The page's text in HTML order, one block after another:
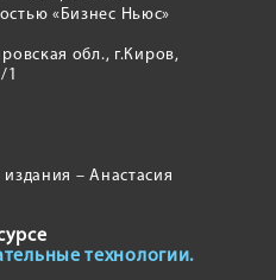
«Бизнес Ньюс»
обл., г.Киров,
1
– Анастасия
технологии.